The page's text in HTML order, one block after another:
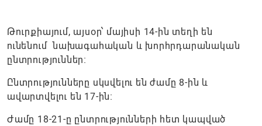
Թուրքիայում, այսօր՝ մայիսի 14-ին տեղի են
ունենում նախագահական և խորհրդարանական
ընտրություններ։
Ընտրությունները սկսվելու են ժամը 8-ին և
ավարտվելու են 17-ին։
Ժամը 18-21-ը ընտրությունների հետ կապված